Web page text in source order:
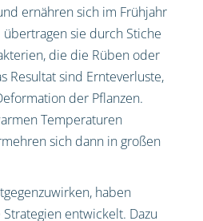
ernähren sich im Frühjahr
sie durch Stiche
die die Rüben oder
Resultat sind Ernteverluste,
der Pflanzen.
Temperaturen
sich dann in großen
haben
entwickelt. Dazu